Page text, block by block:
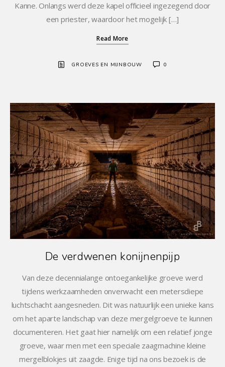
Kanne. Onlangs werd deze kapel officieel ingezegend door
een priester, waardoor het mogelijk […]
Read More
GROEVES EN MIJNBOUW 0
De verdwenen konijnenpijp
Van deze decennialange ontoegankelijke groeve werd
tijdens werkzaamheden onverwacht een metersdiepe
luchtschacht aangesneden. Dit was natuurlijk een unieke kans
om het aparte landschap van deze mergelgroeve te kunnen
documenteren. Het gaat hier namelijk om een relatief jonge
groeve, waar men met een speciale zaagmachine kleine
mergelblokjes uit zaagde. Enige tijd na ons bezoek is de